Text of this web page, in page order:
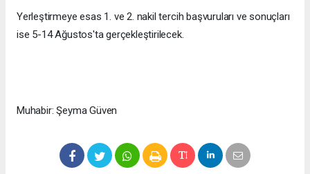
Yerleştirmeye esas 1. ve 2. nakil tercih başvuruları ve sonuçları
ise 5-14 Ağustos'ta gerçekleştirilecek.
Muhabir: Şeyma Güven